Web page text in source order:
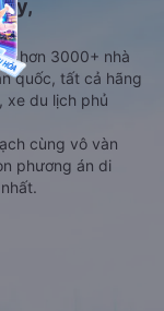
hơn 3000+ nhà
quốc, tất cả hãng
xe du lịch phủ
cùng vô vàn
phương án di